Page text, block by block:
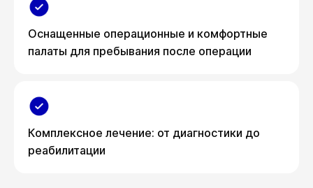
Оснащенные операционные и комфортные
палаты для пребывания после операции
Комплексное лечение: от диагностики до
реабилитации